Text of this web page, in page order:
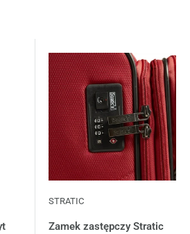
STRATIC
Zamek zastępczy Stratic